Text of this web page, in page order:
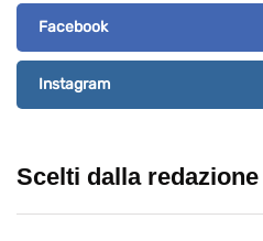
Facebook
Instagram
Scelti dalla redazione